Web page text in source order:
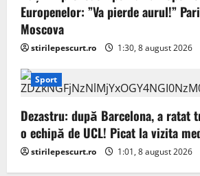
Europenelor: ”Va pierde aurul!”
Moscova
stirilepescurt.ro 1:30, 8 august 2026
Sport
Dezastru: după Barcelona, a ratat
o echipă de UCL! Picat la vizita
stirilepescurt.ro 1:01, 8 august 2026